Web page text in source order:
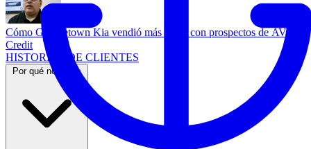
Cómo Georgetown Kia vendió más autos con prospectos de AVA
Credit
HISTORIAS DE CLIENTES
Por qué nosotros